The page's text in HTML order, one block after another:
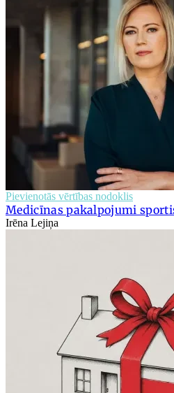
Pievienotās vērtības nodoklis
Medicīnas pakalpojumi
Irēna Lejiņa